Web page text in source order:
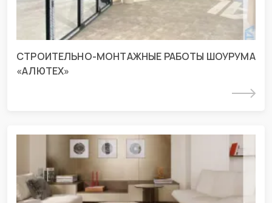
СТРОИТЕЛЬНО-МОНТАЖНЫЕ РАБОТЫ ШОУРУМА
«АЛЮТЕХ»
Подробнее
Проект раздела ЭОМ для офиса г.
Краснодар
г. Краснодар, ул Николая Кондратенко